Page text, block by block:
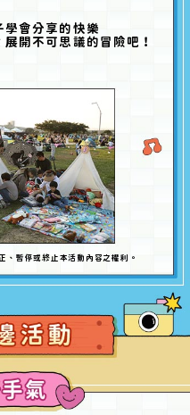
學會分享的快樂
開不可思議的冒險吧！
、暫停或終止本活動內容之權利。